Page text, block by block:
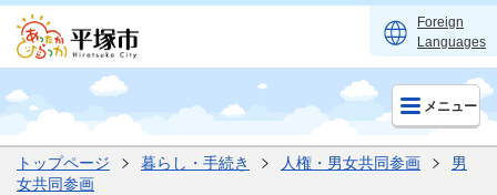
Foreign
Languages
メニュー
トップページ 暮らし・手続き 人権・男女共同参画
男
女共同参画